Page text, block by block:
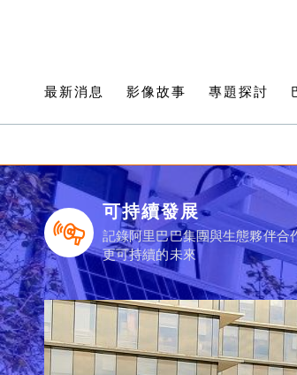
最新消息 影像故事 專題探討
可持續發展
記錄阿里巴巴集團與生態夥伴合
更可持續的未來